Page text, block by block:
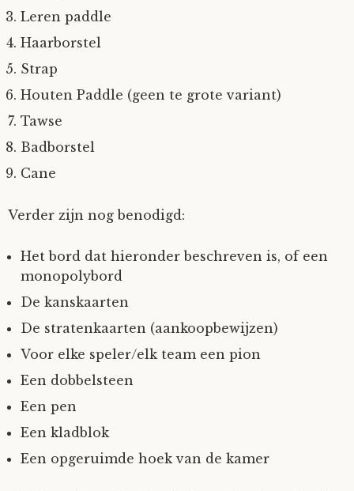
Tim-
Tom Mathys
Vorrion
Vrolijke Dondersteen
Zofianina
Leren paddle
Haarborstel
Strap
Houten Paddle (geen te grote variant)
Tawse
Badborstel
Cane
Verder zijn nog benodigd:
Het bord dat hieronder beschreven is, of een
monopolybord
De kanskaarten
De stratenkaarten (aankoopbewijzen)
Voor elke speler/elk team een pion
Een dobbelsteen
Een pen
Een kladblok
Een opgeruimde hoek van de kamer